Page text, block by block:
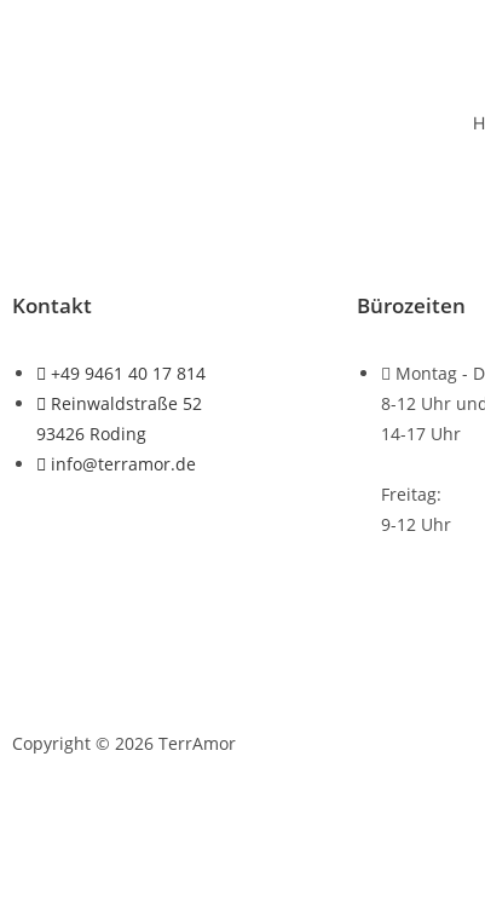
Kontakt
+49 9461 40 17 814
Reinwaldstraße 52
93426 Roding
info@terramor.de
Bürozeiten
Montag -
8-12 Uhr
14-17 Uhr
Freitag:
9-12 Uhr
Copyright © 2026 TerrAmor